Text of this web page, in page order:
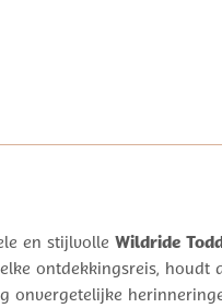
en stijlvolle Wildride
ontdekkingsreis,
onvergetelijke